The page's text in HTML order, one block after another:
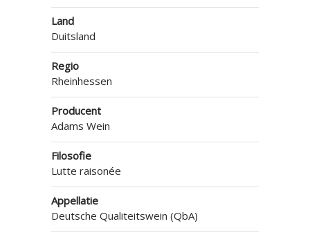
Land
Duitsland
Regio
Rheinhessen
Producent
Adams Wein
Filosofie
Lutte raisonée
Appellatie
Deutsche Qualiteitswein (QbA)